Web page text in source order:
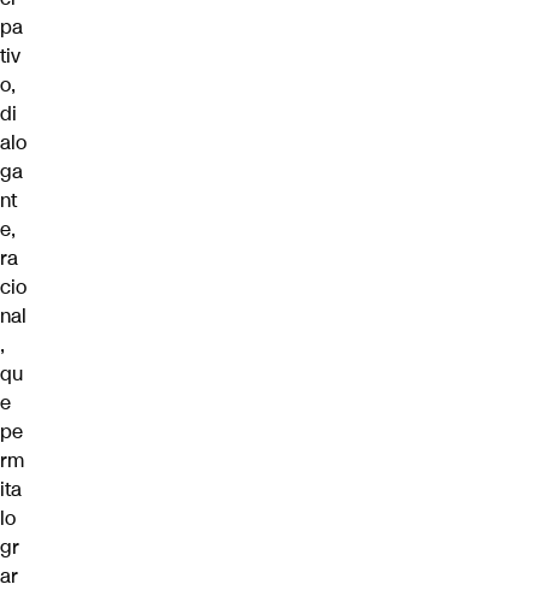
pa
tiv
o,
di
alo
ga
nt
e,
ra
cio
nal
,
qu
e
pe
rm
ita
lo
gr
ar